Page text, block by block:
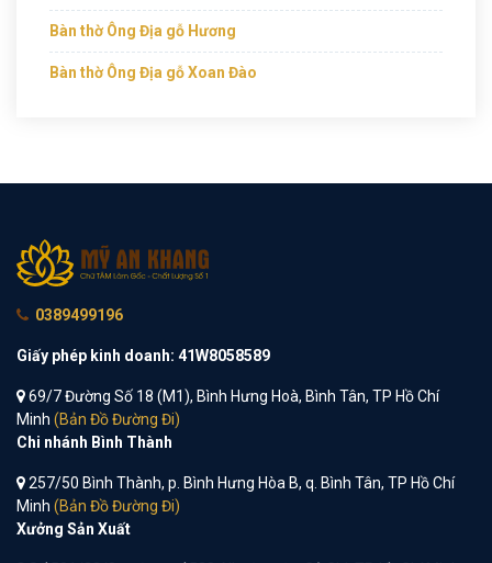
Bàn thờ Ông Địa gỗ Hương
Bàn thờ Ông Địa gỗ Xoan Đào
0389499196
Giấy phép kinh doanh: 41W8058589
69/7 Đường Số 18 (M1), Bình Hưng Hoà, Bình Tân, TP Hồ Chí
Minh (Bản Đồ Đường Đi)
Chi nhánh Bình Thành
257/50 Bình Thành, p. Bình Hưng Hòa B, q. Bình Tân, TP Hồ Chí
Minh (Bản Đồ Đường Đi)
Xưởng Sản Xuất